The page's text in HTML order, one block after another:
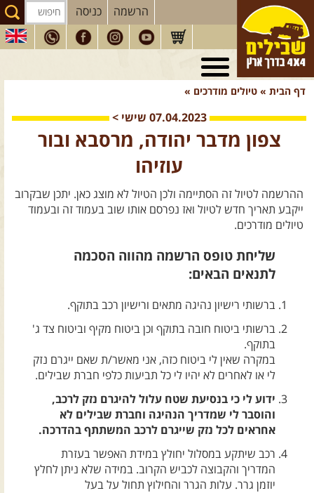
הרשמה כניסה
טיולי 4X4
בארץ
הדרכות
חנותשבילים
הבלוג של יואב קווה
אודות יואב קווה והאתר שבילים
דף הבית » טיולים מודרכים »
07.04.2023 שישי >
צפון מדבר יהודה, מרסבא ובור
עוזיהו
ההרשמה לטיול זה הסתיימה ולכן הטיול לא מוצג כאן. יתכן שבקרוב
ייקבע תאריך חדש לטיול ואז נפרסם אותו שוב בעמוד זה ובעמוד
טיולים מודרכים.
שליחת טופס הרשמה מהווה הסכמה
לתנאים הבאים:
ברשותי רישיון נהיגה מתאים ורישיון רכב בתוקף.
ברשותי ביטוח חובה בתוקף וכן ביטוח מקיף וביטוח צד ג'
בתוקף.
במקרה שאין לי ביטוח כזה, אני מאשר/ת שאם ייגרם נזק
לי או לאחרים לא יהיו לי כל תביעות כלפי חברת שבילים.
ידוע לי כי בנסיעת שטח עלול להיגרם נזק לרכב,
והוסבר לי שמדריך הנהיגה וחברת שבילים לא
אחראים לכל נזק שייגרם לרכב המשתתף בהדרכה.
רכב שיתקע במסלול יחולץ במידת האפשר בעזרת
המדריך והקבוצה לכביש הקרוב. במידה שלא ניתן לחלץ
יוזמן גרר. עלות הגרר והחילוץ תחול על בעל